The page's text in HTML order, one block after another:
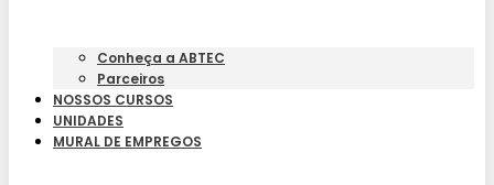
Conheça a ABTEC
Parceiros
NOSSOS CURSOS
UNIDADES
MURAL DE EMPREGOS